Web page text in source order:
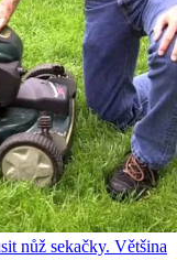
nůž sekačky. Většina